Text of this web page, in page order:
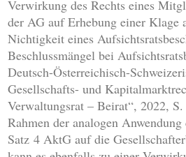
Verwirkung des Rechts eines
der AG auf Erhebung einer Klage
Nichtigkeit eines
Beschlussmängel bei
Deutsch-Österreichisch-
Gesellschafts- und
Verwaltungsrat – Beirat“, 2022,
Rahmen der analogen
Satz 4 AktG auf die